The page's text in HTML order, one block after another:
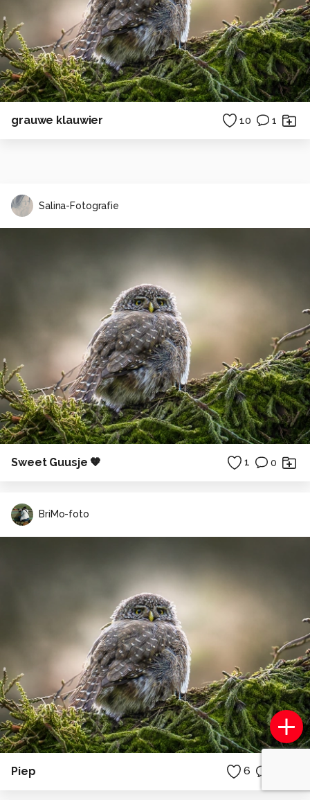
grauwe klauwier 10 1
Salina-Fotografie
Sweet Guusje 🧡 1 0
BriMo-foto
Piep 6